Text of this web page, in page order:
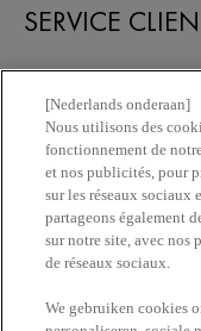
SERVICE
Newsletter
Trouvez une pharmacie​
[Nederlands onderaan]
Nous utilisons des
fonctionnement de
et nos publicités, pour
sur les réseaux sociaux
partageons également
sur notre site, avec nos
de réseaux sociaux.
We gebruiken cookies